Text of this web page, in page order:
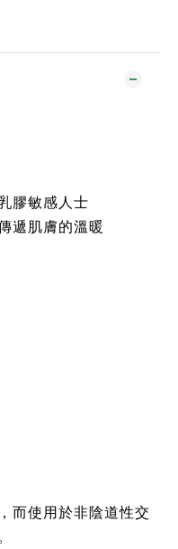
膠敏感人士
遞肌膚的溫暖
而使用於非陰道性交